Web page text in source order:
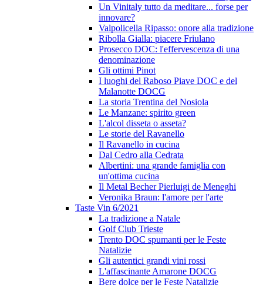
Un Vinitaly tutto da meditare... forse per
innovare?
Valpolicella Ripasso: onore alla tradizione
Ribolla Gialla: piacere Friulano
Prosecco DOC: l'effervescenza di una
denominazione
Gli ottimi Pinot
I luoghi del Raboso Piave DOC e del
Malanotte DOCG
La storia Trentina del Nosiola
Le Manzane: spirito green
L'alcol disseta o asseta?
Le storie del Ravanello
Il Ravanello in cucina
Dal Cedro alla Cedrata
Albertini: una grande famiglia con
un'ottima cucina
Il Metal Becher Pierluigi de Meneghi
Veronika Braun: l'amore per l'arte
Taste Vin 6/2021
La tradizione a Natale
Golf Club Trieste
Trento DOC spumanti per le Feste
Natalizie
Gli autentici grandi vini rossi
L'affascinante Amarone DOCG
Bere dolce per le Feste Natalizie